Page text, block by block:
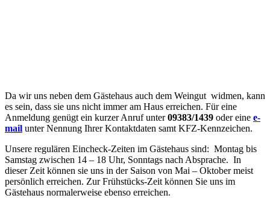
Da wir uns neben dem Gästehaus auch dem Weingut widmen, kann
es sein, dass sie uns nicht immer am Haus erreichen. Für eine
Anmeldung genügt ein kurzer Anruf unter09383/1439 oder eine e-
mail unter Nennung Ihrer Kontaktdaten samt KFZ-Kennzeichen.
Unsere regulären Eincheck-Zeiten im Gästehaus sind: Montag bis
Samstag zwischen 14 – 18 Uhr, Sonntags nach Absprache. In
dieser Zeit können sie uns in der Saison von Mai – Oktober meist
persönlich erreichen. Zur Frühstücks-Zeit können Sie uns im
Gästehaus normalerweise ebenso erreichen.